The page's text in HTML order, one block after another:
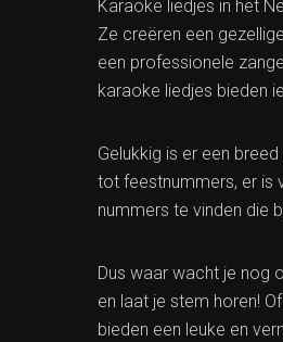
Karaoke liedjes in het
Ze creëren een
een professionele
karaoke liedjes bieden
Gelukkig is er een
tot feestnummers, er is
nummers te vinden die
Dus waar wacht je nog
en laat je stem horen!
bieden een leuke en